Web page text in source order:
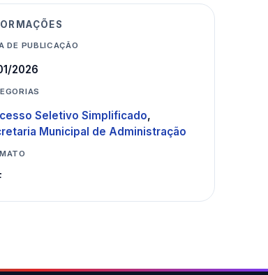
DE PUBLICAÇÃO
2026
Seletivo Simplificado,
Municipal de Administração